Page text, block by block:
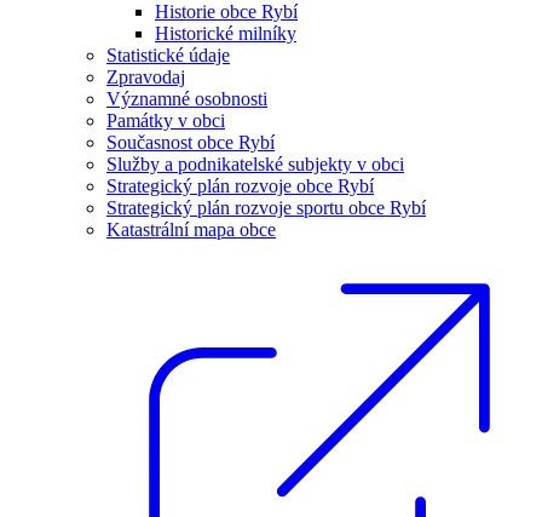
Historie obce Rybí
Historické milníky
Statistické údaje
Zpravodaj
Významné osobnosti
Památky v obci
Současnost obce Rybí
Služby a podnikatelské subjekty v obci
Strategický plán rozvoje obce Rybí
Strategický plán rozvoje sportu obce Rybí
Katastrální mapa obce